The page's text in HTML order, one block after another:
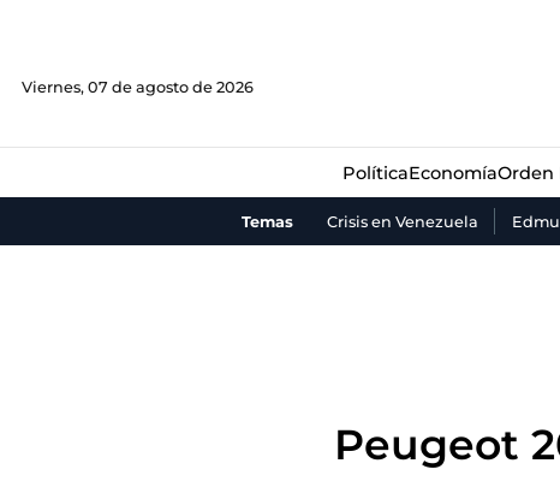
Viernes, 07 de agosto de 2026
PolíticaEconomíaOrden
Temas Crisis en Venezuela
Peugeot